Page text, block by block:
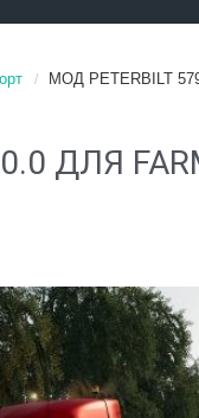
МОД PETERBILT
ДЛЯ